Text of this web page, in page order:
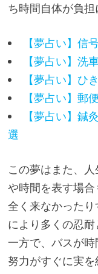
ち時間自体が負担
【夢占い】信
【夢占い】洗
【夢占い】ひ
【夢占い】郵
【夢占い】鍼
選
この夢はまた、
や時間を表す場
全く来なかった
により多くの忍耐
一方で、バスが
努力がすぐに実